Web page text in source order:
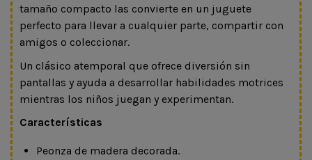
tamaño compacto las convierte en un juguete
perfecto para llevar a cualquier parte, compartir con
amigos o coleccionar.
Un clásico atemporal que ofrece diversión sin
pantallas y ayuda a desarrollar habilidades motrices
mientras los niños juegan y experimentan.
Características
Peonza de madera decorada.